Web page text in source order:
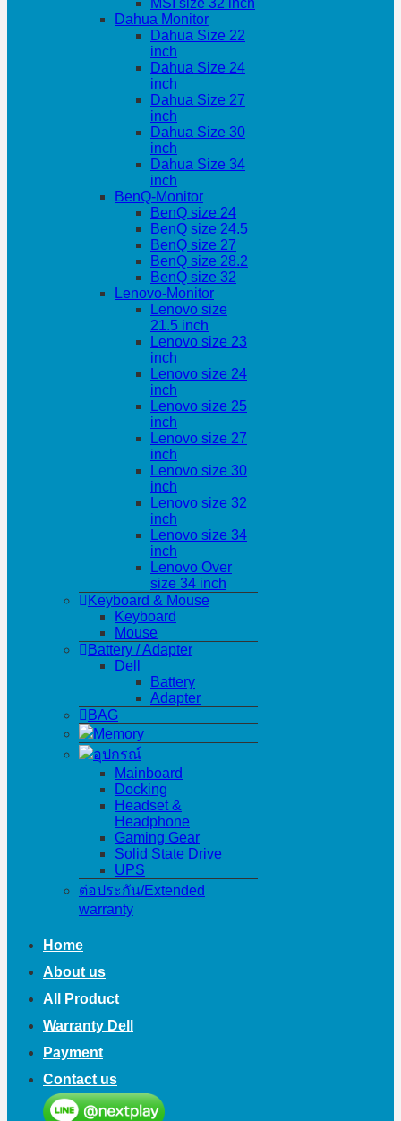
MSI size 32 inch
Dahua Monitor
Dahua Size 22
inch
Dahua Size 24
inch
Dahua Size 27
inch
Dahua Size 30
inch
Dahua Size 34
inch
BenQ-Monitor
BenQ size 24
BenQ size 24.5
BenQ size 27
BenQ size 28.2
BenQ size 32
Lenovo-Monitor
Lenovo size
21.5 inch
Lenovo size 23
inch
Lenovo size 24
inch
Lenovo size 25
inch
Lenovo size 27
inch
Lenovo size 30
inch
Lenovo size 32
inch
Lenovo size 34
inch
Lenovo Over
size 34 inch
Keyboard & Mouse
Keyboard
Mouse
Battery / Adapter
Dell
Battery
Adapter
BAG
Memory
อุปกรณ์
Mainboard
Docking
Headset &
Headphone
Gaming Gear
Solid State Drive
UPS
ต่อประกัน/Extended
warranty
Home
About us
All Product
Warranty Dell
Payment
Contact us